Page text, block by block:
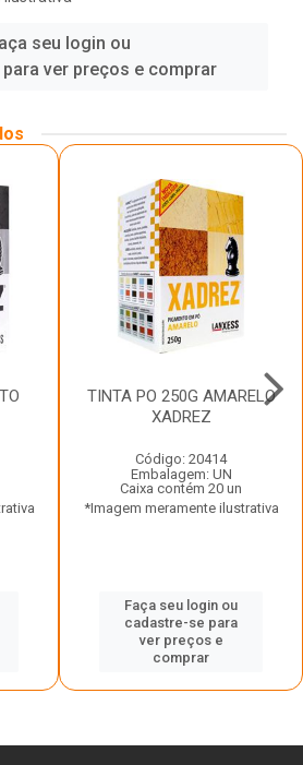
seu login ou
ver preços e comprar
TINTA PO 250G AMARELO
XADREZ
Código: 20414
Embalagem: UN
Caixa contém 20 un
*Imagem meramente ilustrativa
Faça seu login ou
cadastre-se para
ver preços e
comprar